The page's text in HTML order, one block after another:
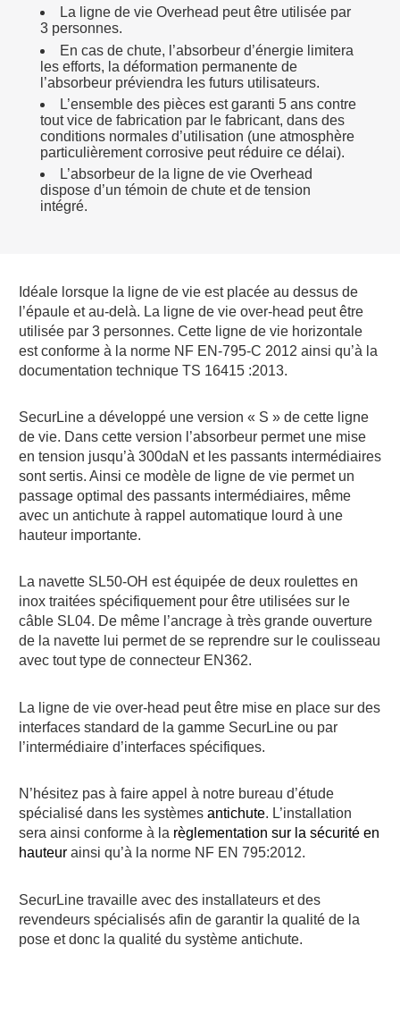
La ligne de vie Overhead peut être utilisée par
3 personnes.
En cas de chute, l’absorbeur d’énergie limitera
les efforts, la déformation permanente de
l’absorbeur préviendra les futurs utilisateurs.
L’ensemble des pièces est garanti 5 ans contre
tout vice de fabrication par le fabricant, dans des
conditions normales d’utilisation (une atmosphère
particulièrement corrosive peut réduire ce délai).
L’absorbeur de la ligne de vie Overhead
dispose d’un témoin de chute et de tension
intégré.
Idéale lorsque la ligne de vie est placée au dessus de
l’épaule et au-delà. La ligne de vie over-head peut être
utilisée par 3 personnes. Cette ligne de vie horizontale
est conforme à la norme NF EN-795-C 2012 ainsi qu’à la
documentation technique TS 16415 :2013.
SecurLine a développé une version « S » de cette ligne
de vie. Dans cette version l’absorbeur permet une mise
en tension jusqu’à 300daN et les passants intermédiaires
sont sertis. Ainsi ce modèle de ligne de vie permet un
passage optimal des passants intermédiaires, même
avec un antichute à rappel automatique lourd à une
hauteur importante.
La navette SL50-OH est équipée de deux roulettes en
inox traitées spécifiquement pour être utilisées sur le
câble SL04. De même l’ancrage à très grande ouverture
de la navette lui permet de se reprendre sur le coulisseau
avec tout type de connecteur EN362.
La ligne de vie over-head peut être mise en place sur des
interfaces standard de la gamme SecurLine ou par
l’intermédiaire d’interfaces spécifiques.
N’hésitez pas à faire appel à notre bureau d’étude
spécialisé dans les systèmes antichute. L’installation
sera ainsi conforme à la règlementation sur la sécurité en
hauteurainsi qu’à la norme NF EN 795:2012.
SecurLine travaille avec des installateurs et des
revendeurs spécialisés afin de garantir la qualité de la
pose et donc la qualité du système antichute.